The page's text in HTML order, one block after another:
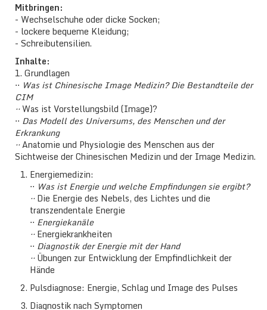
Mitbringen:
- Wechselschuhe oder dicke Socken;
- lockere bequeme Kleidung;
- Schreibutensilien.
Inhalte:
1. Grundlagen
⋅⋅ Was ist Chinesische Image Medizin? Die Bestandteile der
CIM
⋅⋅Was ist Vorstellungsbild (Image)?
⋅⋅ Das Modell des Universums, des Menschen und der
Erkrankung
⋅⋅Anatomie und Physiologie des Menschen aus der
Sichtweise der Chinesischen Medizin und der Image Medizin.
Energiemedizin:
⋅⋅ Was ist Energie und welche Empfindungen sie ergibt?
⋅⋅Die Energie des Nebels, des Lichtes und die
transzendentale Energie
⋅⋅ Energiekanäle
⋅⋅Energiekrankheiten
⋅⋅ Diagnostik der Energie mit der Hand
⋅⋅Übungen zur Entwicklung der Empfindlichkeit der
Hände
Pulsdiagnose: Energie, Schlag und Image des Pulses
Diagnostik nach Symptomen